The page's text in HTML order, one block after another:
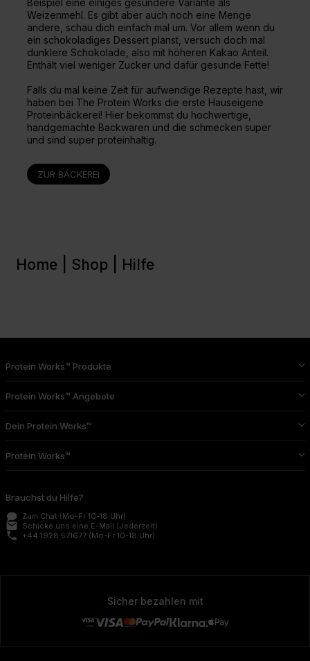
Beispiel eine einiges gesündere Variante als
Weizenmehl. Es gibt aber auch noch eine Menge
andere, schau dich einfach mal um. Vor allem wenn du
ein schokoladiges Dessert planst, versuch doch mal
dunklere Schokolade, also mit höheren Kakao Anteil.
Enthält viel weniger Zucker und dafür gesunde Fette!
Falls du mal keine Zeit für aufwendige Rezepte hast, wir
haben bei The Protein Works die erste Hauseigene
Proteinbäckerei! Hier bekommst du hochwertige,
handgemachte Backwaren und die schmecken super
und sind super proteinhaltig.
ZUR BÄCKEREI
Home | Shop | Hilfe
Protein Works™ Produkte
Protein Works™ Angebote
Dein Protein Works™
Protein Works™
Brauchst du Hilfe?
Zum Chat (Mo-Fr 10-18 Uhr)
email Schicke uns eine E-Mail (Jederzeit)
phone +44 1928 571677 (Mo-Fr 10-18 Uhr)
Sicher bezahlen mit